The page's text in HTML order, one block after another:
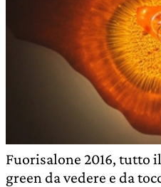
Fuorisalone 2016, tutto
green da vedere e da